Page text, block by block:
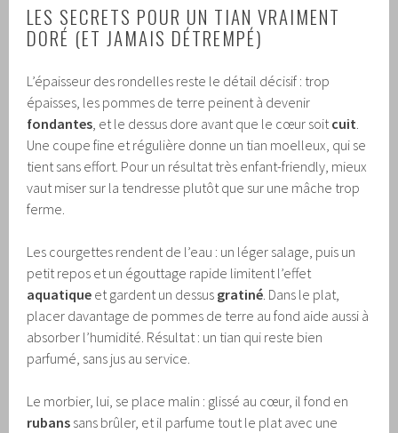
LES SECRETS POUR UN TIAN VRAIMENT
DORÉ (ET JAMAIS DÉTREMPÉ)
L’épaisseur des rondelles reste le détail décisif : trop
épaisses, les pommes de terre peinent à devenir
fondantes , et le dessus dore avant que le cœur soit cuit
Une coupe fine et régulière donne un tian moelleux, qui se
tient sans effort. Pour un résultat très enfant-friendly, mieux
vaut miser sur la tendresse plutôt que sur une mâche trop
ferme.
Les courgettes rendent de l’eau : un léger salage, puis un
petit repos et un égouttage rapide limitent l’effet
aquatique et gardent un dessus gratiné . Dans le plat,
placer davantage de pommes de terre au fond aide aussi à
absorber l’humidité. Résultat : un tian qui reste bien
parfumé, sans jus au service.
Le morbier, lui, se place malin : glissé au cœur, il fond en
rubans sans brûler, et il parfume tout le plat avec une